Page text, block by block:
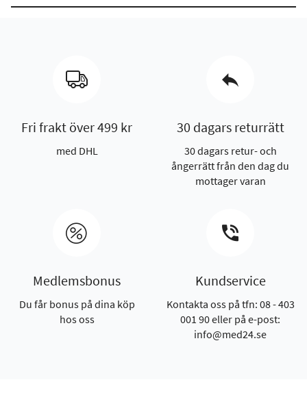
Fri frakt över 499 kr
med DHL
30 dagars returrätt
30 dagars retur- och
ångerrätt från den dag du
mottager varan
Medlemsbonus
Du får bonus på dina köp
hos oss
Kundservice
Kontakta oss på tfn: 08 - 403
001 90 eller på e-post:
info@med24.se